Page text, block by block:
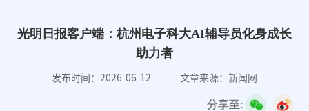
招生就业
光明日报客户端：杭州电子科大AI辅导员化身成长
助力者
发布时间：2026-06-12 文章来源：新闻网
分享至: